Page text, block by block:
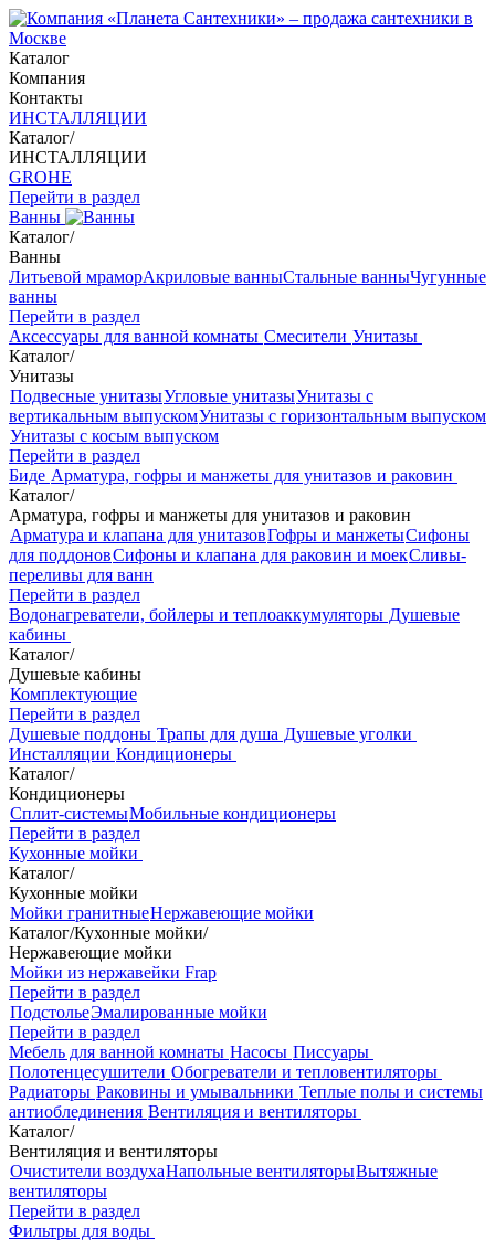
Каталог
Компания
Контакты
ИНСТАЛЛЯЦИИ
Каталог/
ИНСТАЛЛЯЦИИ
GROHE
Перейти в раздел
Ванны
Каталог/
Ванны
Литьевой мраморАкриловые ванныСтальные ванныЧугунные
ванны
Перейти в раздел
Аксессуары для ванной комнаты Смесители Унитазы
Каталог/
Унитазы
Подвесные унитазыУгловые унитазыУнитазы с
вертикальным выпускомУнитазы с горизонтальным выпуском
Унитазы с косым выпуском
Перейти в раздел
Биде Арматура, гофры и манжеты для унитазов и раковин
Каталог/
Арматура, гофры и манжеты для унитазов и раковин
Арматура и клапана для унитазовГофры и манжетыСифоны
для поддоновСифоны и клапана для раковин и моекСливы-
переливы для ванн
Перейти в раздел
Водонагреватели, бойлеры и теплоаккумуляторы Душевые
кабины
Каталог/
Душевые кабины
Комплектующие
Перейти в раздел
Душевые поддоны Трапы для душа Душевые уголки
Инсталляции Кондиционеры
Каталог/
Кондиционеры
Сплит-системыМобильные кондиционеры
Перейти в раздел
Кухонные мойки
Каталог/
Кухонные мойки
Мойки гранитныеНержавеющие мойки
Каталог/Кухонные мойки/
Нержавеющие мойки
Мойки из нержавейки Frap
Перейти в раздел
ПодстольеЭмалированные мойки
Перейти в раздел
Мебель для ванной комнаты Насосы Писсуары
Полотенцесушители Обогреватели и тепловентиляторы
Радиаторы Раковины и умывальники Теплые полы и системы
антиоблединения Вентиляция и вентиляторы
Каталог/
Вентиляция и вентиляторы
Очистители воздухаНапольные вентиляторыВытяжные
вентиляторы
Перейти в раздел
Фильтры для воды